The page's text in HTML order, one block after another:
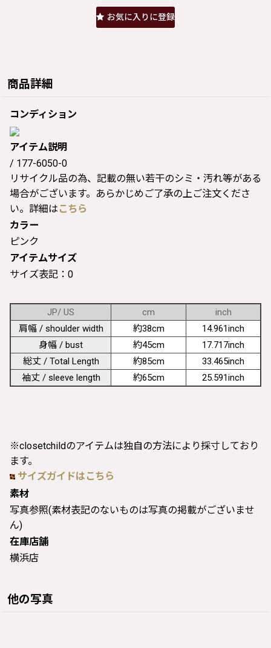
お気に入りに登録
商品詳細
コンディション
アイテム説明
/ 177-6050-0
リサイクル品の為、記載の無い若干のシミ・汚れ等がある
場合がございます。あらかじめご了承の上ご注文くださ
い。詳細は こちら
カラー
ピンク
アイテムサイズ
サイズ表記：0
JP/ US cm
inch
肩幅 / shoulder width
約38cm
14.961inch
身幅 / bust
約45cm
17.717inch
総丈 / Total Length
約85cm
33.465inch
袖丈 / sleeve length
約65cm 25.591inch
※closetchildのアイテムは独自の方法により採寸しており
ます。
サイズガイドはこちら
素材
写真参照(素材表記のないものは写真の掲載がございませ
ん)
在庫店舗
横浜店
他の写真